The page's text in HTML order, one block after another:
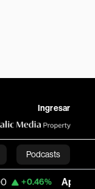
Ingresar
Podcasts
Apple 312.53